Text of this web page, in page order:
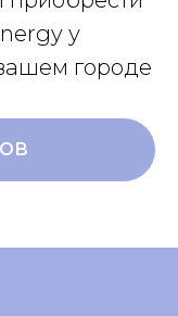
у
городе